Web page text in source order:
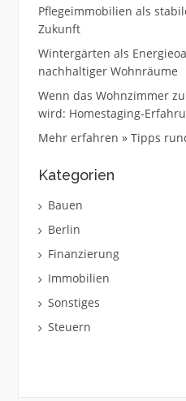
Pflegeimmobilien als
Zukunft
Wintergärten als
nachhaltiger Wohnräume
Wenn das Wohnzimmer
wird: Homestaging-
Mehr erfahren » Tipps
Kategorien
Bauen
Berlin
Finanzierung
Immobilien
Sonstiges
Steuern